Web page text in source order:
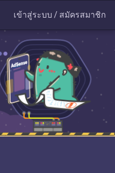
เข้าสู่ระบบ / สมัครสมาชิก